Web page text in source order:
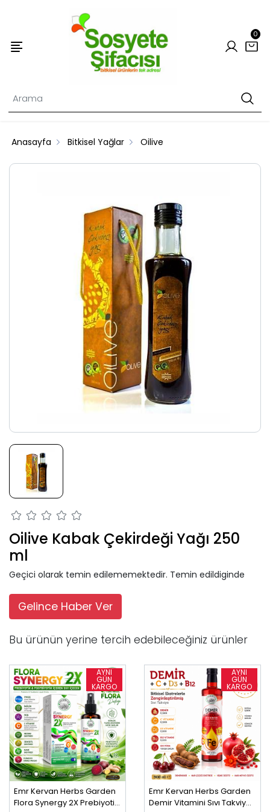
0
Anasayfa Bitkisel Yağlar Oilive
Oilive Kabak Çekirdeği Yağı 250
ml
Geçici olarak temin edilememektedir. Temin edildiginde
Gelince Haber Ver
Bu ürünün yerine tercih edebileceğiniz ürünler
Emr Kervan Herbs Garden
Flora Synergy 2X Prebiyotik
Emr Kervan Herbs Garden
Demir Vitamini Sıvı Takviye